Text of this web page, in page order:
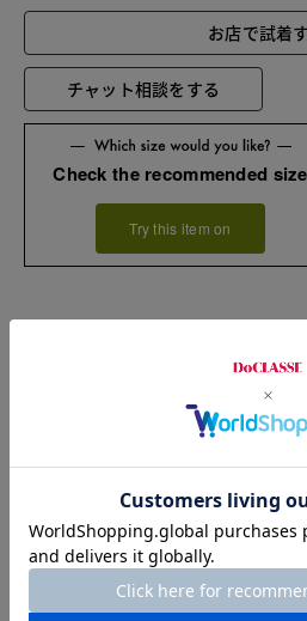
お店で試着
チャット相談をする
Check the recommended size
Try this item on